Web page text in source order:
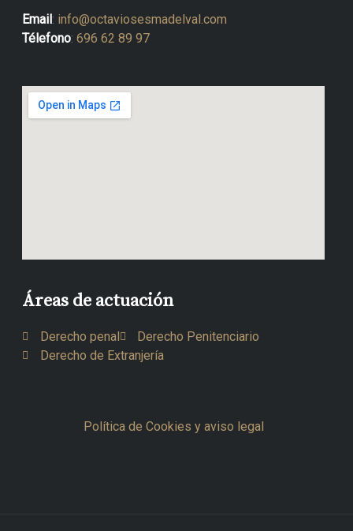
Email: info@octaviosesmadelval.com
Télefono: 696 62 89 97
Áreas de actuación
Derecho penal
Derecho Penitenciario
Derecho de Extranjería
Política de Cookies y aviso legal